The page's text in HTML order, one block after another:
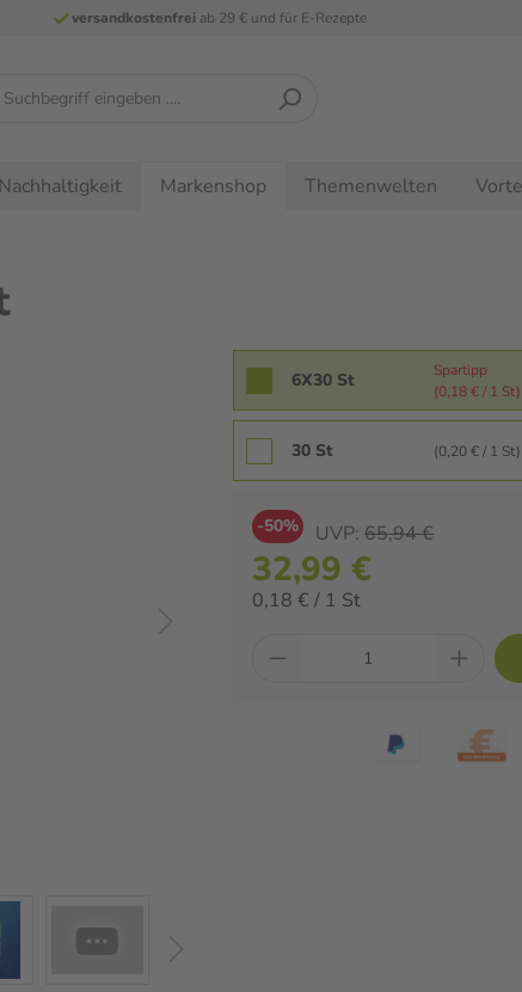
versandkostenfreiab 29 € und für E-Rezepte
Nachhaltigkeit Markenshop Themenwelten
6X30 St
Spartipp
(0,18 € / 1 St)
30 St (0,20 € / 1 St)
-50% UVP: 65,94 €
32,99 €
0,18 € / 1 St